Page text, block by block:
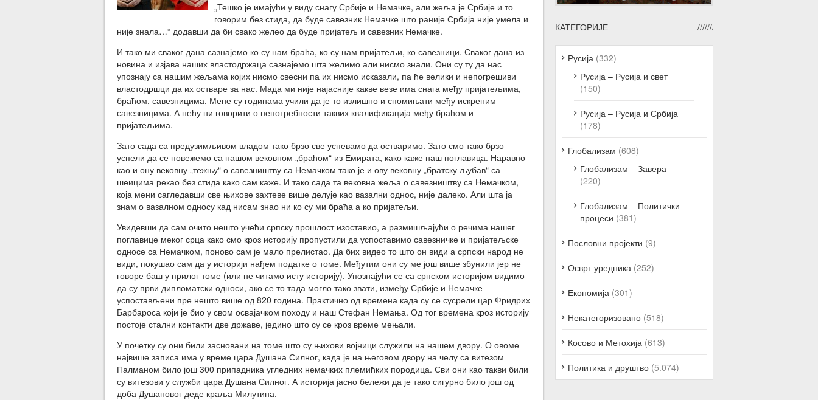
„Тешко је имајући у виду снагу Србије и Немачке, али жеља је Србије и то
говорим без стида, да буде савезник Немачке што раније Србија није умела и
није знала…“ додавши да би свако желео да буде пријатељ и савезник Немачке.
И тако ми сваког дана сазнајемо ко су нам браћа, ко су нам пријатељи, ко савезници. Сваког дана из
новина и изјава наших властодржаца сазнајемо шта желимо али нисмо знали. Они су ту да нас
упознају са нашим жељама којих нисмо свесни па их нисмо исказали, па ће велики и непогрешиви
властодршци да их остваре за нас. Мада ми није најасније какве везе има снага међу пријатељима,
браћом, савезницима. Мене су годинама учили да је то излишно и спомињати међу искреним
савезницима. А нећу ни говорити о непотребности таквих квалификација међу браћом и
пријатељима.
Зато сада са предузимљивом владом тако брзо све успевамо да остваримо. Зато смо тако брзо
успели да се повежемо са нашом вековном „браћом“ из Емирата, како каже наш поглавица. Наравно
као и ону вековну „тежњу“ о савезништву са Немачком тако је и ову вековну „братску љубав“ са
шеицима рекао без стида како сам каже. И тако сада та вековна жеља о савезништву са Немачком,
која мени сагледавши све њихове захтеве више делује као вазални однос, није далеко. Али шта ја
знам о вазалном односу кад нисам знао ни ко су ми браћа а ко пријатељи.
Увидевши да сам очито нешто учећи српску прошлост изоставио, а размишљајући о речима нашег
поглавице меког срца како смо кроз историју пропустили да успоставимо савезничке и пријатељске
односе са Немачком, поново сам је мало прелистао. Да бих видео то што он види а српски народ не
види, покушао сам да у историји нађем податке о томе. Међутим они су ме још више збунили јер не
говоре баш у прилог томе (или не читамо исту историју). Упознајући се са српском историјом видимо
да су први дипломатски односи, ако се то тада могло тако звати, између Србије и Немачке
успостављени пре нешто више од 820 година. Практично од времена када су се сусрели цар Фридрих
Барбароса који је био у свом освајачком походу и наш Стефан Немања. Од тог времена кроз историју
постоје стални контакти две државе, једино што су се кроз време мењали.
У почетку су они били засновани на томе што су њихови војници служили на нашем двору. О овоме
највише записа има у време цара Душана Силног, када је на његовом двору на челу са витезом
Палманом било још 300 припадника угледних немачких племићких породица. Сви они као такви били
су витезови у служби цара Душана Силног. А историја јасно бележи да је тако сигурно било још од
доба Душановог деде краља Милутина.
КАТЕГОРИЈЕ
Русија (332)
Русија – Русија и свет
(150)
Русија – Русија и Србија
(178)
Глобализам (608)
Глобализам – Завера
(220)
Глобализам – Политички
процеси (381)
Пословни пројекти (9)
Осврт уредника (252)
Економија (301)
Некатегоризовано (518)
Косово и Метохија (613)
Политика и друштво (5.074)